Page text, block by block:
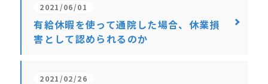
2021/06/01
有給休暇を使って通院した場合、休業損
害として認められるのか
2021/02/26